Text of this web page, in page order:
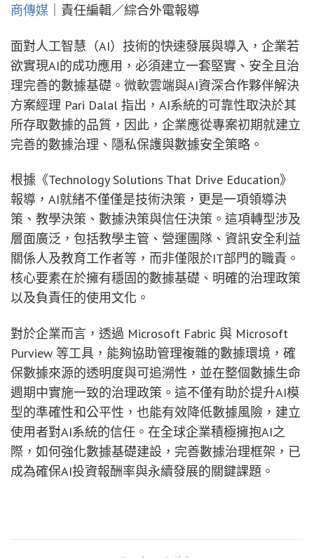
商傳媒 ｜責任編輯／綜合外電報導
面對人工智慧（AI）技術的快速發展與導入，企業若
欲實現AI的成功應用，必須建立一套堅實、安全且治
理完善的數據基礎。微軟雲端與AI資深合作夥伴解決
方案經理 Pari Dalal 指出，AI系統的可靠性取決於其
所存取數據的品質，因此，企業應從專案初期就建立
完善的數據治理、隱私保護與數據安全策略。
根據《Technology Solutions That Drive Education》
報導，AI就緒不僅僅是技術決策，更是一項領導決
策、教學決策、數據決策與信任決策。這項轉型涉及
層面廣泛，包括教學主管、營運團隊、資訊安全利益
關係人及教育工作者等，而非僅限於IT部門的職責。
核心要素在於擁有穩固的數據基礎、明確的治理政策
以及負責任的使用文化。
對於企業而言，透過 Microsoft Fabric 與 Microsoft
Purview 等工具，能夠協助管理複雜的數據環境，確
保數據來源的透明度與可追溯性，並在整個數據生命
週期中實施一致的治理政策。這不僅有助於提升AI模
型的準確性和公平性，也能有效降低數據風險，建立
使用者對AI系統的信任。在全球企業積極擁抱AI之
際，如何強化數據基礎建設，完善數據治理框架，已
成為確保AI投資報酬率與永續發展的關鍵課題。